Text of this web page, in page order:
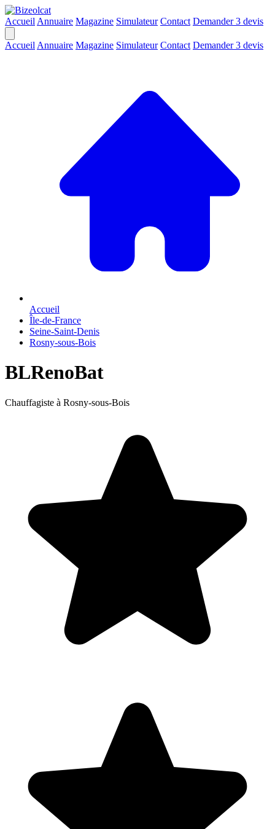
Accueil Annuaire Magazine Simulateur Contact Demander 3 devis
Accueil Annuaire Magazine Simulateur Contact Demander 3 devis
Accueil
Île-de-France
Seine-Saint-Denis
Rosny-sous-Bois
BLRenoBat
Chauffagiste à Rosny-sous-Bois